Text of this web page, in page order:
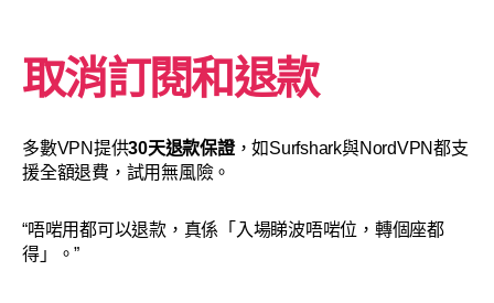
取消訂閱和退款
多數VPN提供30天退款保證，如Surfshark與NordVPN都支
援全額退費，試用無風險。
“唔啱用都可以退款，真係「入場睇波唔啱位，轉個座都
得」。”